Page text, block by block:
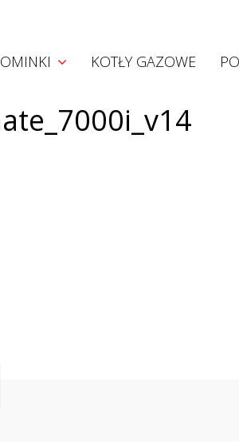
KOTŁY GAZOWE
Kominki akumulacyjne
Kominki z płaszczem wodnym